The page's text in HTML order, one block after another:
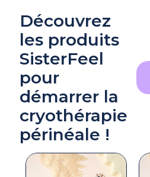
Découvrez
les produits
SisterFeel
pour
démarrer la
cryothérapie
périnéale !